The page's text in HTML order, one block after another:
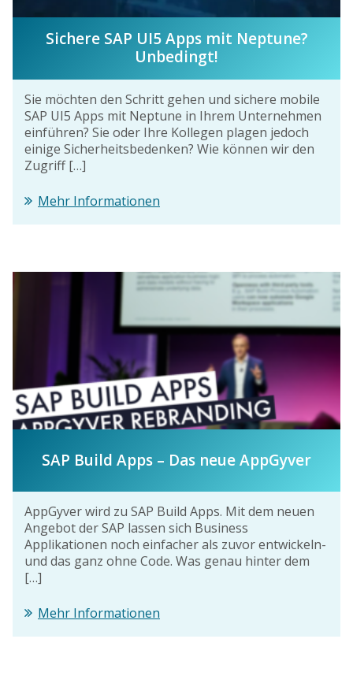
Sichere SAP UI5 Apps mit Neptune?
Unbedingt!
Sie möchten den Schritt gehen und sichere mobile
SAP UI5 Apps mit Neptune in Ihrem Unternehmen
einführen? Sie oder Ihre Kollegen plagen jedoch
einige Sicherheitsbedenken? Wie können wir den
Zugriff […]
Mehr Informationen
SAP Build Apps – Das neue AppGyver
AppGyver wird zu SAP Build Apps. Mit dem neuen
Angebot der SAP lassen sich Business
Applikationen noch einfacher als zuvor entwickeln-
und das ganz ohne Code. Was genau hinter dem
[…]
Mehr Informationen